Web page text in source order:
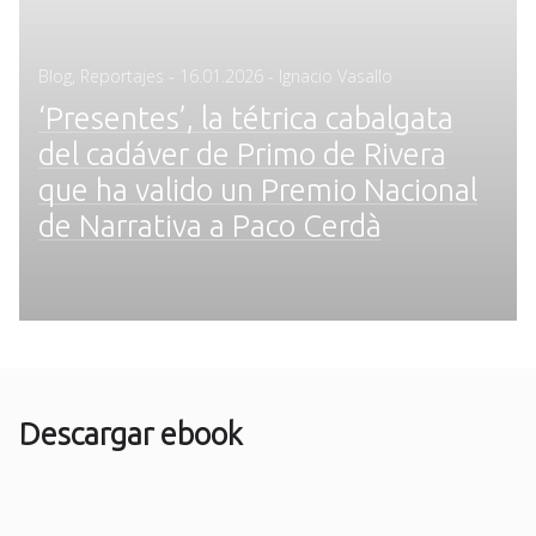
Blog Reportajes - Posted
16.01.2026 - Ignacio Vasallo
‘Presentes’, la tétrica cabalgata
del cadáver de Primo de Rivera
que ha valido un Premio Nacional
de Narrativa a Paco Cerdà
Descargar ebook